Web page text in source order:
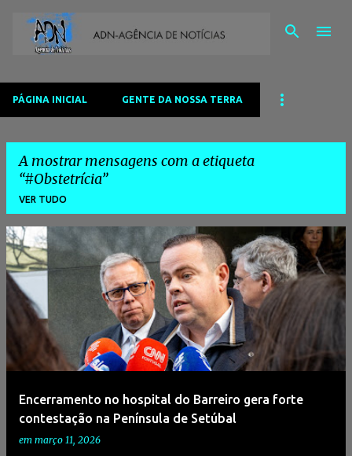
PÁGINA INICIAL GENTE DA NOSSA TERRA
A mostrar mensagens com a etiqueta
#Obstetrícia
VER TUDO
M
e
s
g
Encerramento no hospital do Barreiro gera forte
contestação na Península de Setúbal
em março 11, 2026